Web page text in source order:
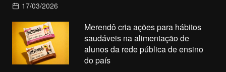
17/03/2026
Merendô cria ações para hábitos
saudáveis na alimentação de
alunos da rede pública de ensino
do país